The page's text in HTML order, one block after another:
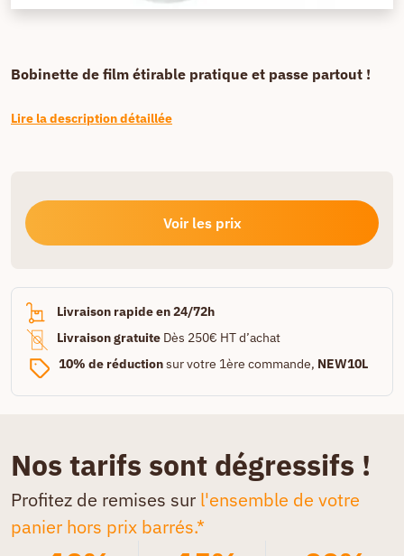
Bobinette de film étirable pratique et passe partout !
Lire la description détaillée
Voir les prix
Livraison rapide en 24/72h
Livraison gratuite Dès 250€ HT d’achat
10% de réductionsur votre 1ère commande, NEW10L
Nos tarifs sont dégressifs !
Profitez de remises sur l'ensemble de votre
panier hors prix barrés.*